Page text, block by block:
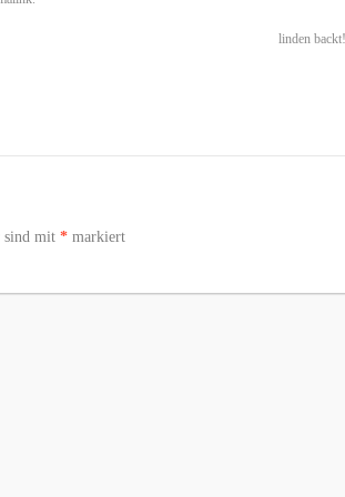
linden
sind mit * markiert